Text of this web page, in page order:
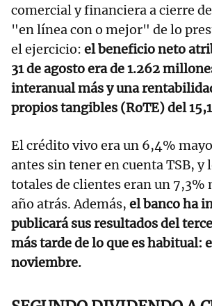
comercial y financiera a cierre
"en línea con o mejor" de lo
el ejercicio: el beneficio neto
31 de agosto era de 1.262
interanual más y una
propios tangibles (RoTE) del
El crédito vivo era un 6,4%
antes sin tener en cuenta TSB, y
totales de clientes eran un 7,3%
año atrás. Además, el banco ha
publicará sus resultados del
más tarde de lo que es habitual:
noviembre.